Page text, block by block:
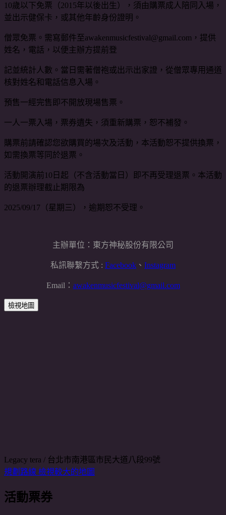
10歲以下免票（2015年以後出生），須由購票成人陪同入場，
並出示健保卡，或其他年齡身份證明。
僧眾免票。需寫郵件至awakenmusicfestival@gmail.com，提供
姓名，電話，以便主辦方提前登
記並統計人數。當日需著僧袍或出示出家證，從僧眾專用通道
核對姓名和電話信息入場。
預售一經完售即不開放現場售票。
一人一票入場，票券遺失，須重新購票，恕不補發。
購票前請確認您欲購買的場次及活動，本活動恕不提供換票，
如需換票等同於退票。
活動開演前10日起（不含活動當日）即不再受理退票。本活動
的退票辦理截止期限為
2025/09/17（星期三），逾期恕不受理。
主辦單位：東方神秘股份有限公司
私訊聯繫方式 : Facebook 、 Instagram
Email： awakenmusicfestival@gmail.com
檢視地圖
Legacy tera / 台北市南港區市民大道八段99號
規劃路線 檢視較大的地圖
活動票券